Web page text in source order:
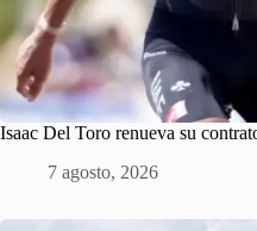
Isaac Del Toro renueva su
7 agosto, 2026